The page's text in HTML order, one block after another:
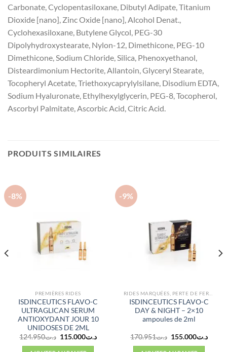
Carbonate, Cyclopentasiloxane, Dibutyl Adipate, Titanium
Dioxide [nano], Zinc Oxide [nano], Alcohol Denat.,
Cyclohexasiloxane, Butylene Glycol, PEG-30
Dipolyhydroxystearate, Nylon-12, Dimethicone, PEG-10
Dimethicone, Sodium Chloride, Silica, Phenoxyethanol,
Disteardimonium Hectorite, Allantoin, Glyceryl Stearate,
Tocopheryl Acetate, Triethoxycaprylylsilane, Disodium EDTA,
Sodium Hyaluronate, Ethylhexylglycerin, PEG-8, Tocopherol,
Ascorbyl Palmitate, Ascorbic Acid, Citric Acid.
PRODUITS SIMILAIRES
-8%
PREMIÈRES RIDES
ISDINCEUTICS FLAVO-C
ULTRAGLICAN SERUM
ANTIOXYDANT JOUR 10
UNIDOSES DE 2ML
د.ت124.950
Le
initial
د.ت115.000
Le
-9%
ISDINCEUTICS FLAVO-C
DAY & NIGHT – 2×10
ampoules de 2ml
د.ت170.951
Le
initial
د.ت155.000
Le